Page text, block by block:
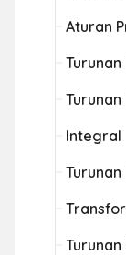
Aturan
Integral